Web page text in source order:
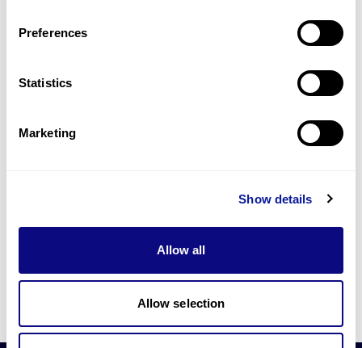
Preferences
Statistics
Marketing
Show details
Allow all
Allow selection
최신 유전학 정보 제공
블로그와 뉴스레터를 통해 최신 유전학 정보를 제공해 드립니다.
쓰리빌리언은 유전자 진단에 필요한 여러 기술의 개발과 도입에 힘쓰고 있습니
더 정확한 변이 해석과 높은 진단율을 위한 쓰리빌리언의 기술에 대해 알아보